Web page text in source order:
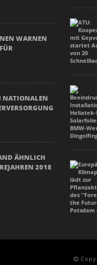
WARNEN
NATIONALEN
ÄHNLICH
2018